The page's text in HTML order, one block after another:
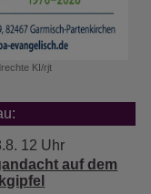
KI/rjt
12 Uhr
auf dem